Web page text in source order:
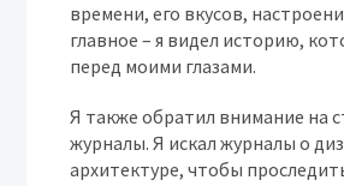
времени, его вкусов,
главное – я видел историю,
перед моими глазами.
Я также обратил внимание на
журналы. Я искал журналы о
архитектуре, чтобы